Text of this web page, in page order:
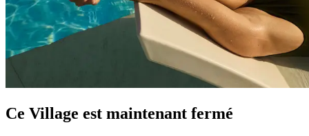
Ce Village est maintenant fermé